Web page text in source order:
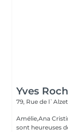
Yves
79, Rue de
Amélie,Ana
sont heureuses